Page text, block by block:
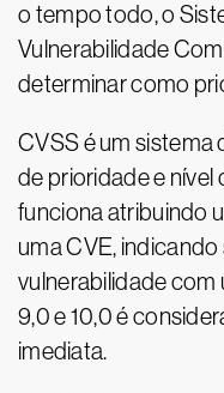
o tempo todo, o
Vulnerabilidade
determinar como
CVSS é um sistema
de prioridade e nível
funciona atribuindo
uma CVE,
vulnerabilidade
9,0 e 10,0 é
imediata.